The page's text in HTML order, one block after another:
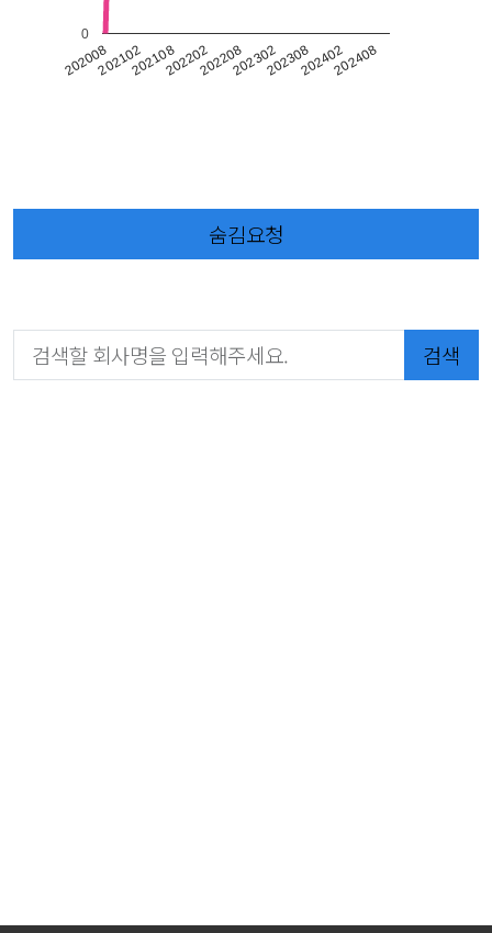
202008202102202108202202202208202302202308202402202408
0
숨김요청
검색